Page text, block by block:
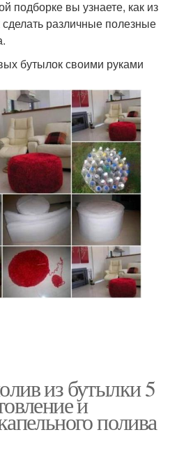
подборке вы узнаете, как из
различные полезные
бутылок своими руками
из бутылки 5
и
полива